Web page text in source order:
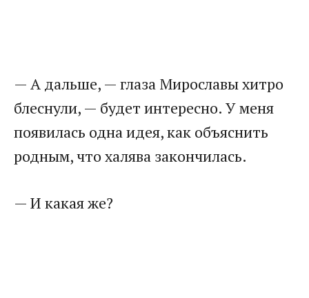
— А дальше, — глаза Мирославы хитро
блеснули, — будет интересно. У меня
появилась одна идея, как объяснить
родным, что халява закончилась.
— И какая же?